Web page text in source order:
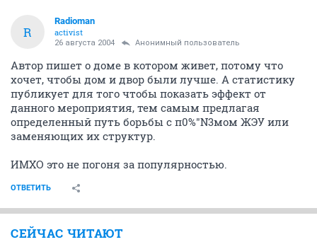
R
Radioman
activist
26 августа 2004 Анонимный пользователь
Автор пишет о доме в котором живет, потому что
хочет, чтобы дом и двор были лучше. А статистику
публикует для того чтобы показать эффект от
данного мероприятия, тем самым предлагая
определенный путь борьбы с п0%"N3мом ЖЭУ или
заменяющих их структур.
ИМХО это не погоня за популярностью.
ОТВЕТИТЬ
СЕЙЧАС ЧИТАЮТ